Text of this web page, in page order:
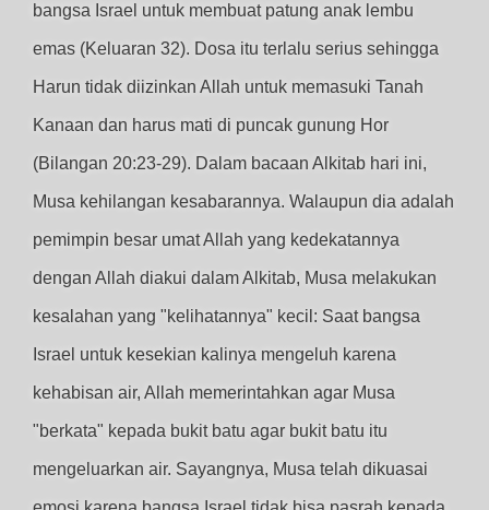
bangsa Israel untuk membuat patung anak lembu
emas (Keluaran 32). Dosa itu terlalu serius sehingga
Harun tidak diizinkan Allah untuk memasuki Tanah
Kanaan dan harus mati di puncak gunung Hor
(Bilangan 20:23-29). Dalam bacaan Alkitab hari ini,
Musa kehilangan kesabarannya. Walaupun dia adalah
pemimpin besar umat Allah yang kedekatannya
dengan Allah diakui dalam Alkitab, Musa melakukan
kesalahan yang "kelihatannya" kecil: Saat bangsa
Israel untuk kesekian kalinya mengeluh karena
kehabisan air, Allah memerintahkan agar Musa
"berkata" kepada bukit batu agar bukit batu itu
mengeluarkan air. Sayangnya, Musa telah dikuasai